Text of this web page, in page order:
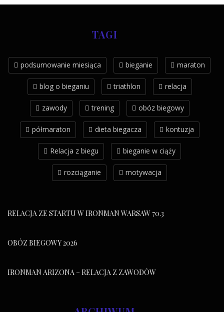
TAGI
podsumowanie miesiąca bieganie maraton
blog o bieganiu triathlon relacja
zawody trening obóz biegowy
półmaraton dieta biegacza kontuzja
Relacja z biegu bieganie w ciąży
rozciąganie motywacja
RELACJA ZE STARTU W IRONMAN WARSAW 70.3
OBÓZ BIEGOWY 2026
IRONMAN ARIZONA – RELACJA Z ZAWODÓW